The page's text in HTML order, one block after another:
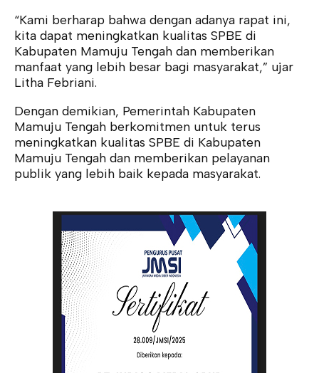
“Kami berharap bahwa dengan adanya rapat ini,
kita dapat meningkatkan kualitas SPBE di
Kabupaten Mamuju Tengah dan memberikan
manfaat yang lebih besar bagi masyarakat,” ujar
Litha Febriani.
Dengan demikian, Pemerintah Kabupaten
Mamuju Tengah berkomitmen untuk terus
meningkatkan kualitas SPBE di Kabupaten
Mamuju Tengah dan memberikan pelayanan
publik yang lebih baik kepada masyarakat.